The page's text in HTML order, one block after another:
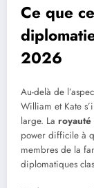
Ce que
2026
Au-delà de
William et Kate
large. La
power difficile à
membres de la
diplomatiques